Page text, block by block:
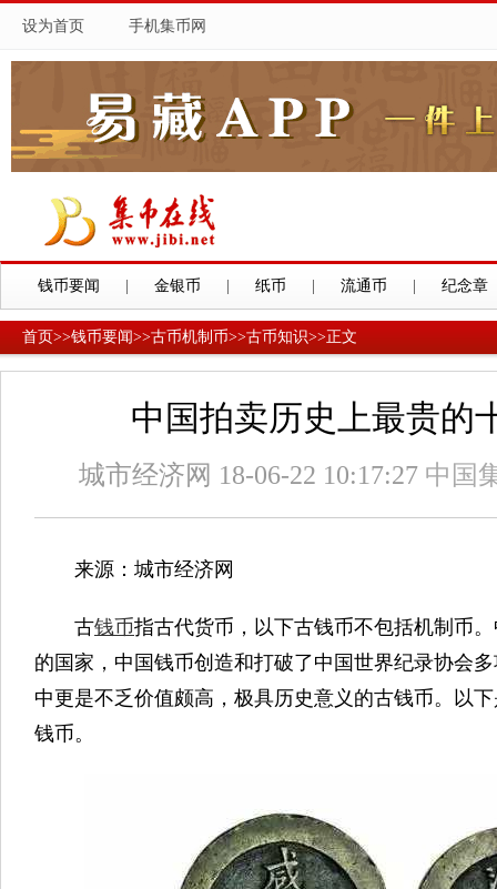
设为首页 手机集币网
钱币要闻 金银币 纸币 流通币 纪念章
首页>>钱币要闻>>古币机制币>>古币知识>>正文
中国拍卖历史上最贵的
城市经济网 18-06-22 10:17:27 中国
来源：城市经济网
古钱币指古代货币，以下古钱币不包括机制币
的国家，中国钱币创造和打破了中国世界纪录协会
中更是不乏价值颇高，极具历史意义的古钱币。以
钱币。